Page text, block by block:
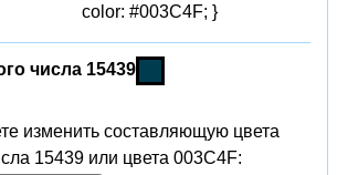
color: #003C4F; }
числа 15439
изменить составляющую цвета
15439 или цвета 003C4F: